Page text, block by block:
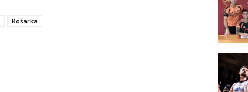
Košarka